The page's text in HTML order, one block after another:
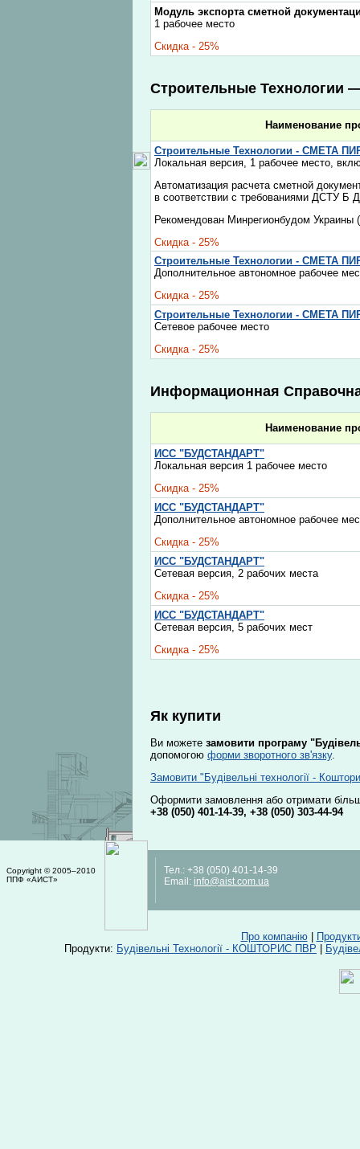
Модуль экспорта сметной
1 рабочее место
Скидка - 25%
Строительные Технологии
Наименование
Строительные Технологии - СМЕТА
Локальная версия, 1 рабочее место,
Автоматизация расчета сметной
в соответствии с требованиями ДСТУ Б
Рекомендован Минрегионбудом
Скидка - 25%
Строительные Технологии - СМЕТА
Дополнительное автономное рабочее
Скидка - 25%
Строительные Технологии - СМЕТА
Сетевое рабочее место
Скидка - 25%
Информационная
Наименование
ИСС "БУДСТАНДАРТ"
Локальная версия 1 рабочее место
Скидка - 25%
ИСС "БУДСТАНДАРТ"
Дополнительное автономное рабочее
Скидка - 25%
ИСС "БУДСТАНДАРТ"
Сетевая версия, 2 рабочих места
Скидка - 25%
ИСС "БУДСТАНДАРТ"
Сетевая версия, 5 рабочих мест
Скидка - 25%
Як купити
Ви можете замовити програму
допомогою форми зворотного зв'язку.
Замовити "Будівельні технології -
Оформити замовлення або отримати
+38 (050) 401-14-39, +38 (050) 303-44-94
Copyright © 2005–2010
ППФ «АИСТ»
Тел.: +38 (050) 401-14-39
Email: info@aist.com.ua
Про компанію|
Продукти: Будівельні Технології - КОШТОРИС ПВР